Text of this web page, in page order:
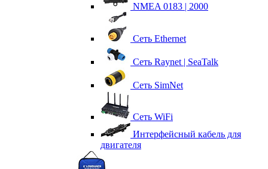
NMEA 0183 | 2000
Сеть Ethernet
Сеть Raynet | SeaTalk
Сеть SimNet
Сеть WiFi
Интерфейсный кабель для
двигателя